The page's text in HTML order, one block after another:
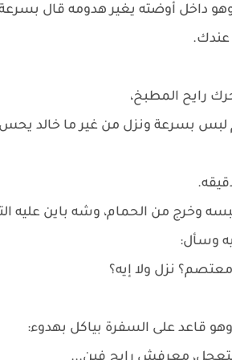
داخل أوضته يغير هدومه قال
عندك.
رايح المطبخ،
بسرعة ونزل من غير ما خالد
وخرج من الحمام، وشه باين عليه
وسأل:
نزل ولا إيه؟
قاعد على السفرة بياكل بهدوء: